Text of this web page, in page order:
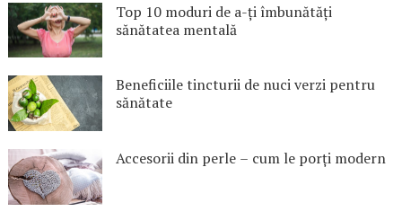
Top 10 moduri de a-ți îmbunătăți
sănătatea mentală
Beneficiile tincturii de nuci verzi pentru
sănătate
Accesorii din perle – cum le porți modern